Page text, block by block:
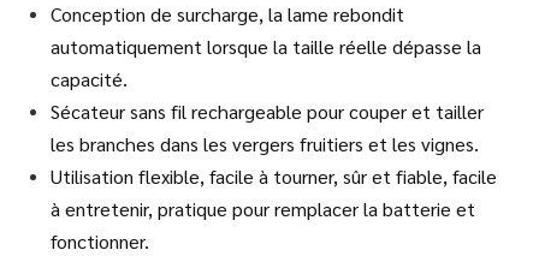
Conception de surcharge, la lame rebondit
automatiquement lorsque la taille réelle dépasse la
capacité.
Sécateur sans fil rechargeable pour couper et tailler
les branches dans les vergers fruitiers et les vignes.
Utilisation flexible, facile à tourner, sûr et fiable, facile
à entretenir, pratique pour remplacer la batterie et
fonctionner.